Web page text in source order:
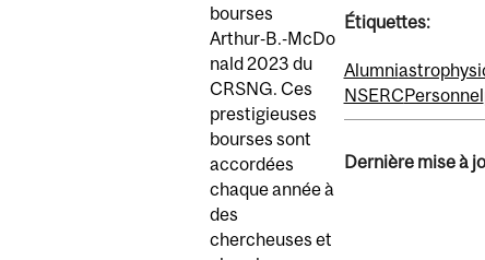
bourses
Arthur‑B.‑McDo
nald 2023 du
CRSNG. Ces
prestigieuses
bourses sont
accordées
chaque année à
des
chercheuses et
Étiquettes:
Alumni
NSERCPersonnel
Dernière mise à